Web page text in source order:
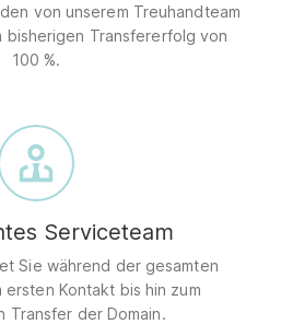
von unserem Treuhandteam
bisherigen Transfererfolg von
100 %.
Serviceteam
Sie während der gesamten
Kontakt bis hin zum
Transfer der Domain.